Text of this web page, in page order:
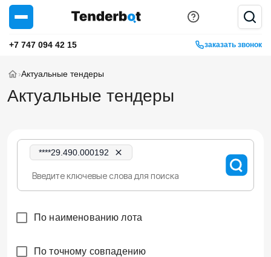
+7 747 094 42 15 заказать звонок
›Актуальные тендеры
Актуальные тендеры
****29.490.000192
По наименованию лота
По точному совпадению